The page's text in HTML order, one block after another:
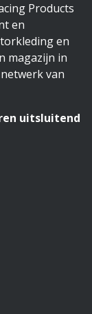
Products
en
en
magazijn in
van
uitsluitend